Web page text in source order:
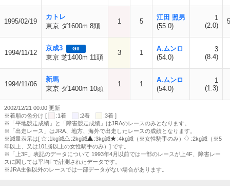
1995/02/19
カトレ
東京 ダ1600m 8頭
1 5
江田 照男
(55.0)
1
(2.0)
1994/11/12
京成3 GII
東京 芝1400m 11頭
3 1
A.ムンロ
(54.0)
3
(8.4)
1994/11/06
新馬
東京 ダ1400m 10頭
1 1
A.ムンロ
(54.0)
1
(1.3)
2002/12/21 00:00 更新
※着順の色分け [
:1着 :2着
:3着 ]
※「平地競走成績」と「障害競走成績」はJRAのレースのみとなります。
※「出走レース」はJRA、地方、海外で出走したレースの成績となります。
※減量表示は[
:1kg減 :2kg減 :3kg減 :4kg減（※女性騎手のみ）
:2kg減（※5
年以上、又は101勝以上の女性騎手のみ）] です。
※「上3F」表記のデータについて 1993年4月以前では一部のレースが上4F、障害レー
スに関しては平均Fで計測されたデータです。
※JRA主催以外のレースでは一部データがない場合があります。